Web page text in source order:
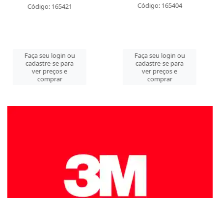
Código: 165404
Faça seu login ou
cadastre-se para
ver preços e
comprar
Código: 165405
Faça seu login ou
cadastre-se para
ver preços e
comprar